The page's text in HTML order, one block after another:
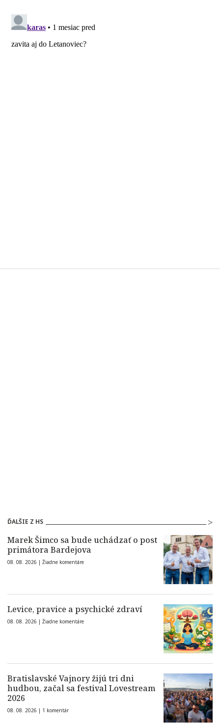
ĎALŠIE Z HS
Marek Šimco sa bude uchádzať o post
primátora Bardejova
08. 08. 2026 | Žiadne komentáre
Levice, pravice a psychické zdraví
08. 08. 2026 | Žiadne komentáre
Bratislavské Vajnory žijú tri dni
hudbou, začal sa festival Lovestream
2026
08. 08. 2026 | 1 komentár